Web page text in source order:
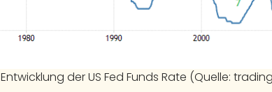
Entwicklung der US Fed Funds Rate (Quelle: